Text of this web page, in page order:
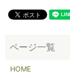
HOME